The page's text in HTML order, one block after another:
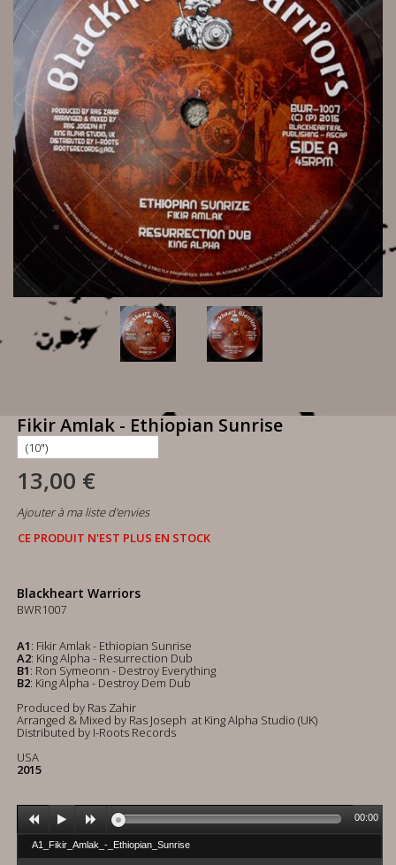
Fikir Amlak - Ethiopian Sunrise
13,00 €
Ajouter à ma liste d'envies
CE PRODUIT N'EST PLUS EN STOCK
Blackheart Warriors
BWR1007
A1: Fikir Amlak - Ethiopian Sunrise
A2: King Alpha - Resurrection Dub
B1: Ron Symeonn - Destroy Everything
B2: King Alpha - Destroy Dem Dub
Produced by Ras Zahir
Arranged & Mixed by Ras Joseph at King Alpha Studio (UK)
Distributed by I-Roots Records
USA
2015
A1_Fikir_Amlak_-_Ethiopian_Sunrise
00:00